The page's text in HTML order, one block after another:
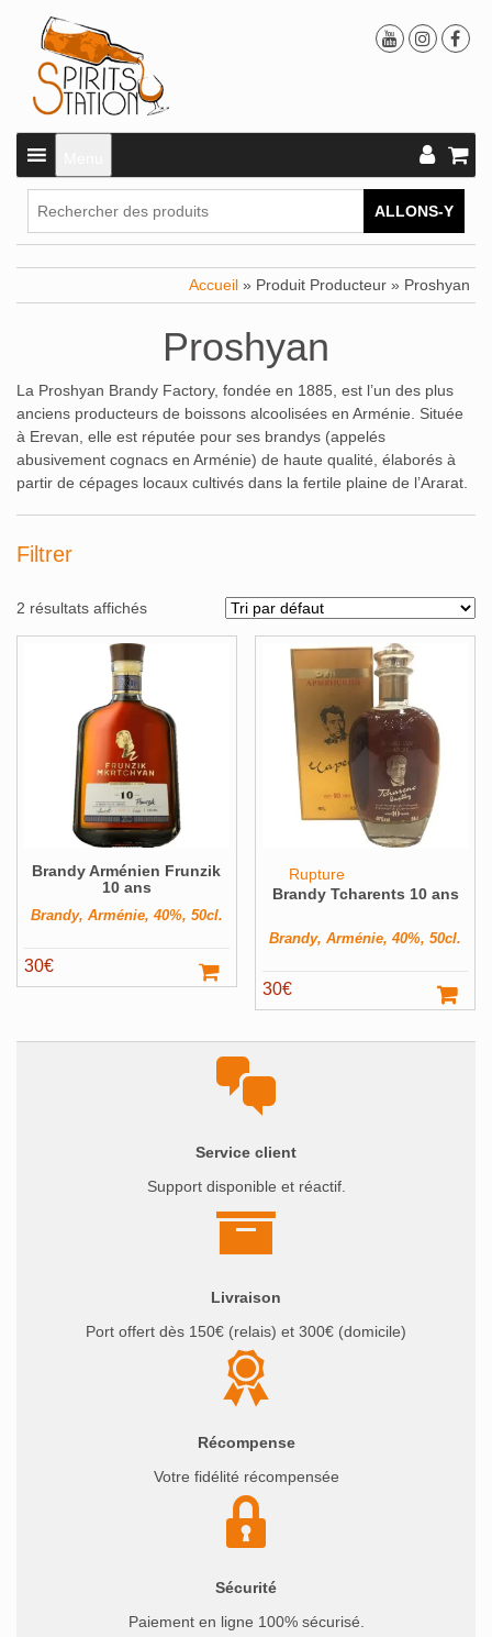
ALLONS-Y
Accueil » Produit Producteur » Proshyan
Proshyan
La Proshyan Brandy Factory, fondée en 1885, est l’un des plus
anciens producteurs de boissons alcoolisées en Arménie. Située
à Erevan, elle est réputée pour ses brandys (appelés
abusivement cognacs en Arménie) de haute qualité, élaborés à
partir de cépages locaux cultivés dans la fertile plaine de l’Ararat.
Filtrer
Alcools Bio
Bouteilles originales
Calendrier de l'avent
Coffrets Cadeau
Magnums et +
Pays
Producteur
Voir ▼
Filter
2 résultats affichés
Brandy Arménien Frunzik
10 ans
Brandy, Arménie, 40%, 50cl.
30€
Rupture
Brandy Tcharents 10 ans
Brandy, Arménie, 40%, 50cl.
30€
Service client
Support disponible et réactif.
Livraison
Port offert dès 150€ (relais) et 300€ (domicile)
Récompense
Votre fidélité récompensée
Sécurité
Paiement en ligne 100% sécurisé.